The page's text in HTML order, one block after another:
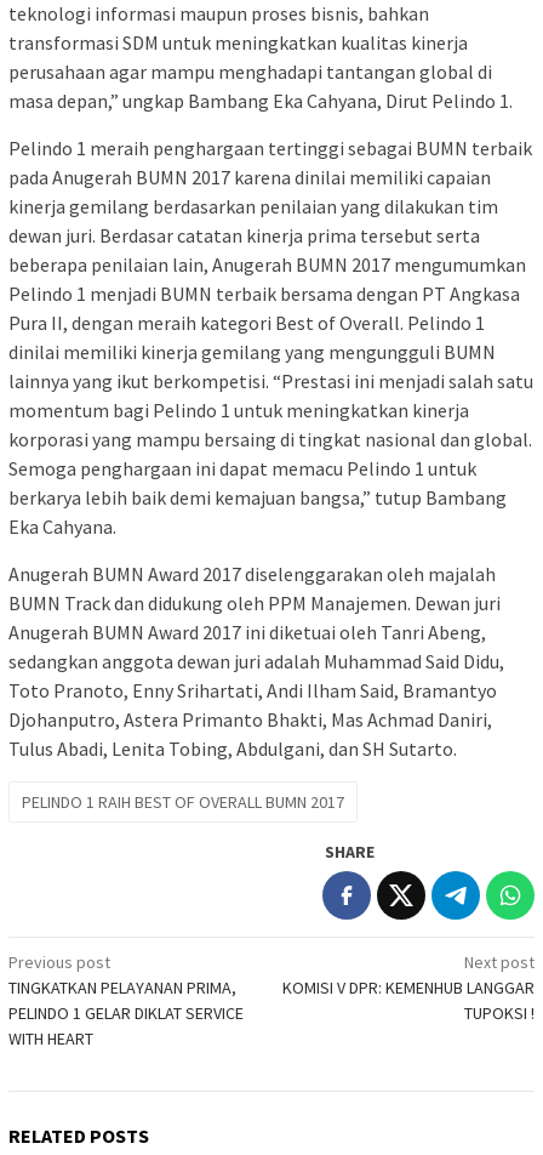
teknologi informasi maupun proses bisnis, bahkan
transformasi SDM untuk meningkatkan kualitas kinerja
perusahaan agar mampu menghadapi tantangan global di
masa depan,” ungkap Bambang Eka Cahyana, Dirut Pelindo 1.
Pelindo 1 meraih penghargaan tertinggi sebagai BUMN terbaik
pada Anugerah BUMN 2017 karena dinilai memiliki capaian
kinerja gemilang berdasarkan penilaian yang dilakukan tim
dewan juri. Berdasar catatan kinerja prima tersebut serta
beberapa penilaian lain, Anugerah BUMN 2017 mengumumkan
Pelindo 1 menjadi BUMN terbaik bersama dengan PT Angkasa
Pura II, dengan meraih kategori Best of Overall. Pelindo 1
dinilai memiliki kinerja gemilang yang mengungguli BUMN
lainnya yang ikut berkompetisi. “Prestasi ini menjadi salah satu
momentum bagi Pelindo 1 untuk meningkatkan kinerja
korporasi yang mampu bersaing di tingkat nasional dan global.
Semoga penghargaan ini dapat memacu Pelindo 1 untuk
berkarya lebih baik demi kemajuan bangsa,” tutup Bambang
Eka Cahyana.
Anugerah BUMN Award 2017 diselenggarakan oleh majalah
BUMN Track dan didukung oleh PPM Manajemen. Dewan juri
Anugerah BUMN Award 2017 ini diketuai oleh Tanri Abeng,
sedangkan anggota dewan juri adalah Muhammad Said Didu,
Toto Pranoto, Enny Srihartati, Andi Ilham Said, Bramantyo
Djohanputro, Astera Primanto Bhakti, Mas Achmad Daniri,
Tulus Abadi, Lenita Tobing, Abdulgani, dan SH Sutarto.
PELINDO 1 RAIH BEST OF OVERALL BUMN 2017
SHARE
Post
navigation
Previous post
TINGKATKAN PELAYANAN PRIMA,
PELINDO 1 GELAR DIKLAT SERVICE
WITH HEART
Next post
KOMISI V DPR: KEMENHUB LANGGAR
TUPOKSI !
RELATED POSTS